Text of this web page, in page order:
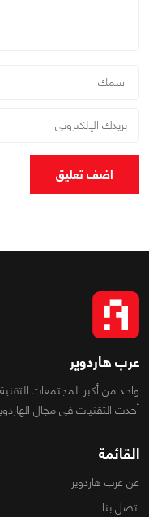
اضف تعليق
عرب هاردوير
واحد من أكبر المجتمعات
أحدث التقنيات فى مجال
القائمة
عن عرب هاردوير
اتصل بنا